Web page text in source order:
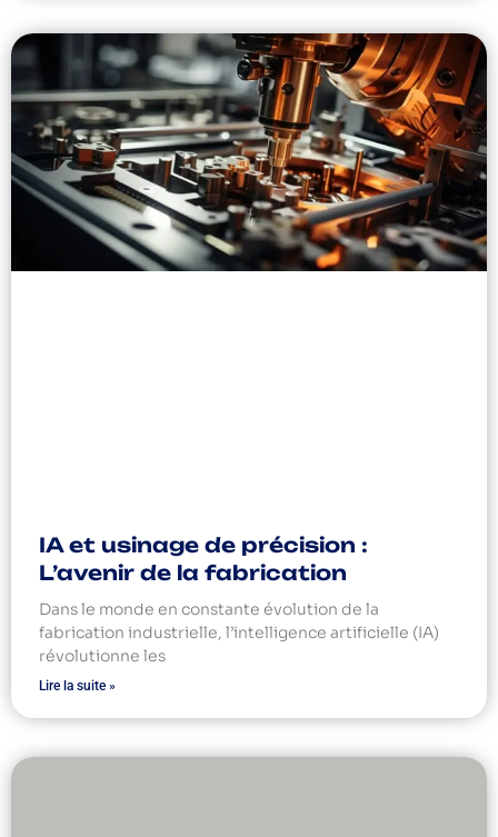
IA et usinage de précision :
L’avenir de la fabrication
Dans le monde en constante évolution de la
fabrication industrielle, l’intelligence artificielle (IA)
révolutionne les
Lire la suite »